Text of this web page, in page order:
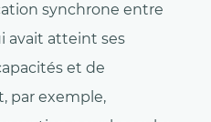
synchrone entre
avait atteint ses
et de
par exemple,